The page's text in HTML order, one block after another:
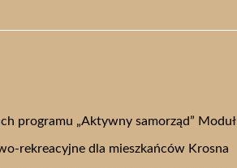
programu „Aktywny samorząd” Moduł I
rekreacyjne dla mieszkańców Krosna